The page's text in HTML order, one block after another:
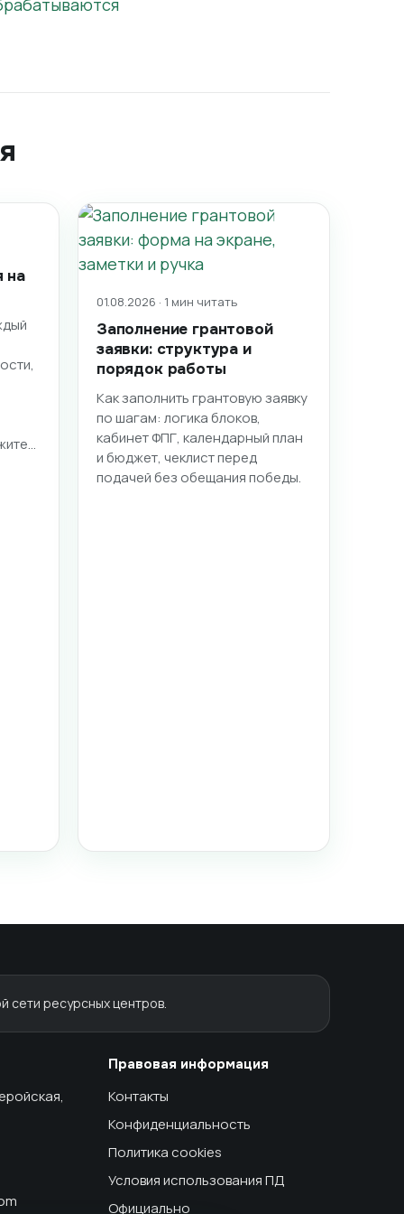
на
01.08.2026 · 1 мин читать
Заполнение грантовой
заявки: структура и
порядок работы
Как заполнить грантовую заявку
по шагам: логика блоков,
кабинет ФПГ, календарный план
и бюджет, чеклист перед
подачей без обещания победы.
сети ресурсных центров.
Правовая информация
Контакты
Конфиденциальность
Политика cookies
Условия использования ПД
Официально